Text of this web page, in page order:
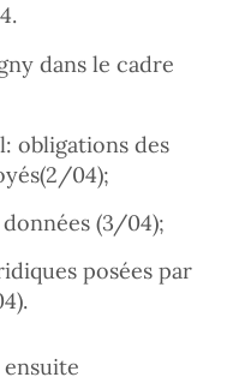
dans le cadre
obligations des
04);
(3/04);
posées par